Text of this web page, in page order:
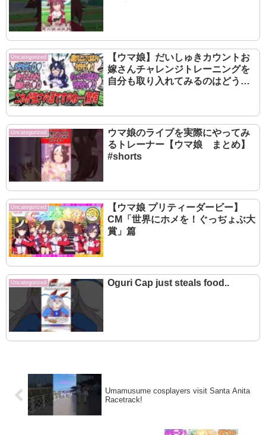
Uncategorized
【ウマ娘】だいしゅきカウントお
嫁さんチャレンジトレーニングを
自分も取り入れてみるのはどうか
ののジェンティルに大差勝ちの成
果を出すヴィルシーナ
Uncategorized
ウマ娘のライブを実際にやってみ
るトレーナー【ウマ娘 まとめ】
#shorts
Uncategorized
【ウマ娘 プリティーダービー】
CM「世界にホメを！ぐっぢょぶ大
賞」篇
Uncategorized Oguri Cap just steals food..
Umamusume cosplayers visit Santa Anita
Racetrack!